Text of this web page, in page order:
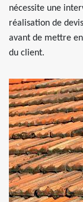
nécessite une
réalisation de
avant de mettre
du client.